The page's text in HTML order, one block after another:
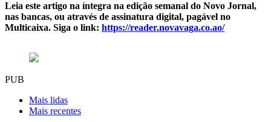
Leia este artigo na íntegra na edição semanal do Novo Jornal,
nas bancas, ou através de assinatura digital, pagável no
Multicaixa. Siga o link: https://reader.novavaga.co.ao/
PUB
Mais lidas
Mais recentes